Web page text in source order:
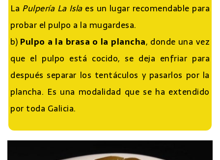
La Pulpería La Islaes un lugar recomendable para
probar el pulpo a la mugardesa.
b) Pulpo a la brasa o la plancha, donde una vez
que el pulpo está cocido, se deja enfriar para
después separar los tentáculos y pasarlos por la
plancha. Es una modalidad que se ha extendido
por toda Galicia.